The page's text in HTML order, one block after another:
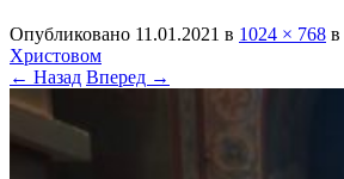
Опубликовано 11.01.2021 в 1024 × 768 в
Христовом
← Назад Вперед →